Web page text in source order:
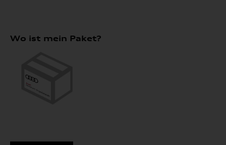
Wo ist mein Paket?